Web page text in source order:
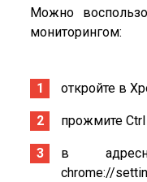
Можно
мониторингом:
откройте в
прожмите Ctrl
в
chrome://